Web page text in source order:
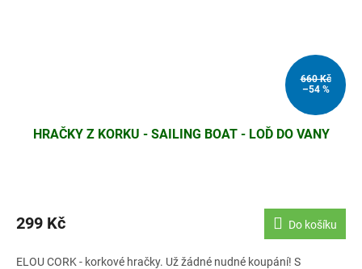
660 Kč
–54 %
HRAČKY Z KORKU - SAILING BOAT - LOĎ DO VANY
299 Kč Do košíku
ELOU CORK - korkové hračky. Už žádné nudné koupání! S